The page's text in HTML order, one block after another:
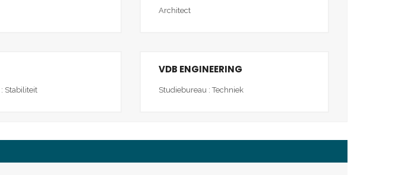
Architect
Stabiliteit
VDB ENGINEERING
Studiebureau : Techniek